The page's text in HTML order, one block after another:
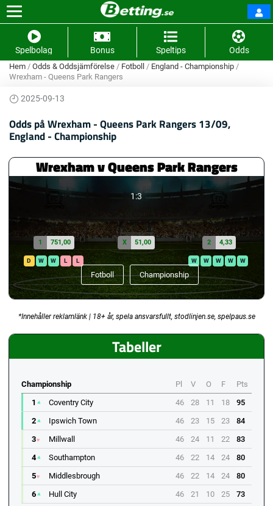
Spelbolag Bonus Speltips Odds
Hem / Odds & Oddsjämförelse / Fotboll / England - Championship /
Wrexham - Queens Park Rangers
2025-09-13
Odds på Wrexham - Queens Park Rangers 13/09,
England - Championship
Wrexham v Queens Park Rangers
1:3
D W W L L
1 751,00 X 51,00 2 4,33
W W W W W
Fotboll Championship
*Innehåller reklamlänk | 18+ år, spela ansvarsfullt, stodlinjen.se, spelpaus.se
Tabeller
Championship Pl V O F
Pts
1
Coventry City 46 28 11 18
95
2
Ipswich Town 46 23 15 23
84
3
Millwall 46 24 11 22
83
4
Southampton 46 22 14 24
80
5
Middlesbrough 46 22 14 24
80
6
Hull City 46 21 10 25
73